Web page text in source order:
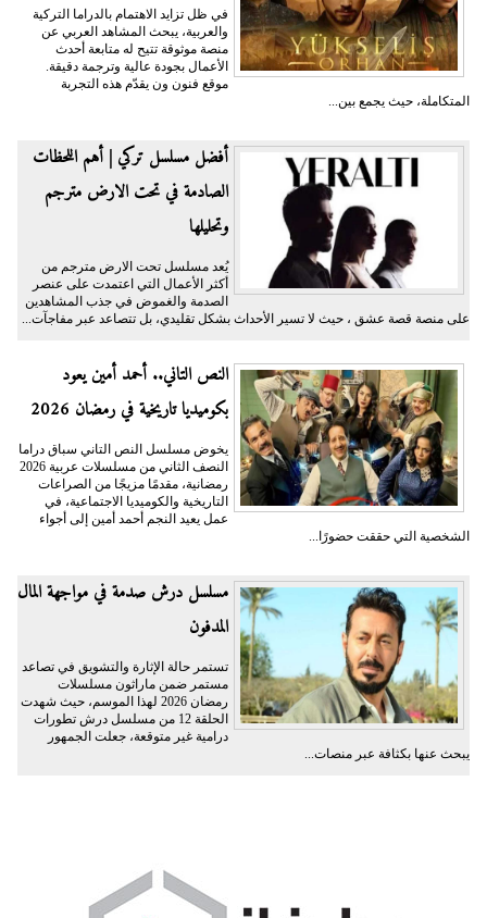
في ظل تزايد الاهتمام بالدراما التركية
والعربية، يبحث المشاهد العربي عن
منصة موثوقة تتيح له متابعة أحدث
الأعمال بجودة عالية وترجمة دقيقة.
موقع فنون ون يقدّم هذه التجربة
المتكاملة، حيث يجمع بين...
أفضل مسلسل تركي | أهم اللحظات
الصادمة في تحت الارض مترجم
وتحليلها
يُعد مسلسل تحت الارض مترجم من
أكثر الأعمال التي اعتمدت على عنصر
الصدمة والغموض في جذب المشاهدين
على منصة قصة عشق ، حيث لا تسير الأحداث بشكل تقليدي، بل تتصاعد عبر مفاجآت...
النص التاني.. أحمد أمين يعود
بكوميديا تاريخية في رمضان 2026
يخوض مسلسل النص التاني سباق دراما
النصف الثاني من مسلسلات عربية 2026
رمضانية، مقدمًا مزيجًا من الصراعات
التاريخية والكوميديا الاجتماعية، في
عمل يعيد النجم أحمد أمين إلى أجواء
الشخصية التي حققت حضورًا...
مسلسل درش صدمة في مواجهة المال
المدفون
تستمر حالة الإثارة والتشويق في تصاعد
مستمر ضمن ماراثون مسلسلات
رمضان 2026 لهذا الموسم، حيث شهدت
الحلقة 12 من مسلسل درش تطورات
درامية غير متوقعة، جعلت الجمهور
يبحث عنها بكثافة عبر منصات...